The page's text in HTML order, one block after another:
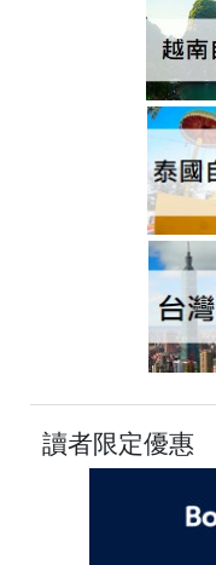
讀者限定優惠